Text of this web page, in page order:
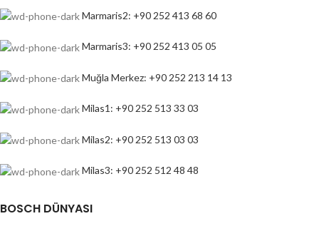
Marmaris2: +90 252 413 68 60
Marmaris3: +90 252 413 05 05
Muğla Merkez: +90 252 213 14 13
Milas1: +90 252 513 33 03
Milas2: +90 252 513 03 03
Milas3: +90 252 512 48 48
BOSCH DÜNYASI